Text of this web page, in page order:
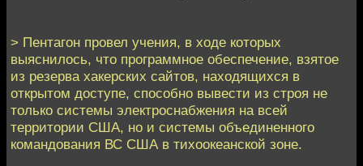
> Пентагон провел учения, в ходе которых
выяснилось, что программное обеспечение, взятое
из резерва хакерских сайтов, находящихся в
открытом доступе, способно вывести из строя не
только системы электроснабжения на всей
территории США, но и системы объединенного
командования ВС США в тихоокеанской зоне.